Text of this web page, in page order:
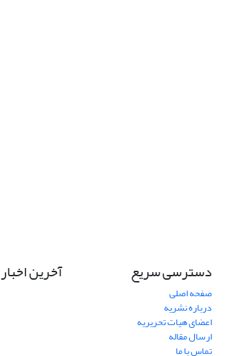
دسترسی سریع
صفحه اصلی
درباره نشریه
اعضای هیات تحریریه
ارسال مقاله
تماس با ما
آخرین اخبار